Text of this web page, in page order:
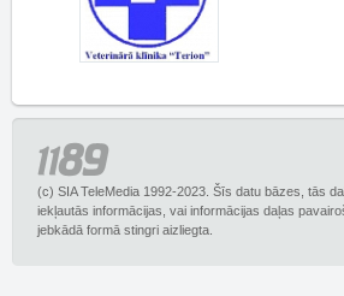
(c) SIA TeleMedia 1992-2023. Šīs datu bāzes, tās
iekļautās informācijas, vai informācijas daļas
jebkādā formā stingri aizliegta.